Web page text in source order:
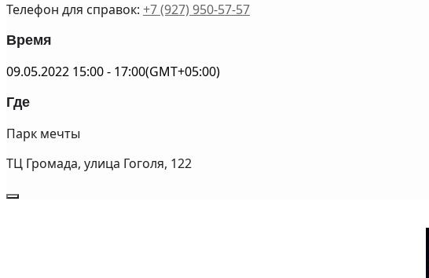
Телефон для справок: +7 (927) 950-57-57
Время
09.05.2022 15:00- 17:00(GMT+05:00)
Где
Парк мечты
ТЦ Громада, улица Гоголя, 122